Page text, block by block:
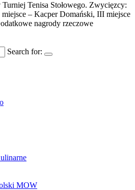
Tenisa Stołowego. Zwycięzcy:
– Kacper Domański, III miejsce
nagrody rzeczowe
Search for:
MOW